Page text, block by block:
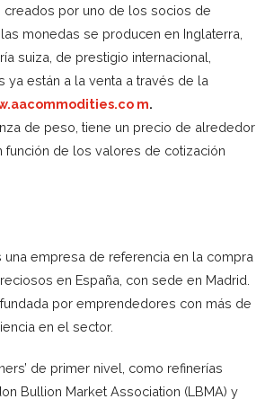
creados por uno de los socios de
monedas se producen en Inglaterra,
suiza, de prestigio internacional,
ya están a la venta a través de la
m.
de peso, tiene un precio de alrededor
función de los valores de cotización
empresa de referencia en la compra
en España, con sede en Madrid.
por emprendedores con más de
en el sector.
de primer nivel, como refinerías
Bullion Market Association (LBMA) y